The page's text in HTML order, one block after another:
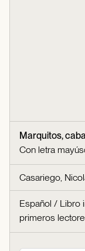
Marquitos,
Con letra
Casariego,
Español / Libro
primeros